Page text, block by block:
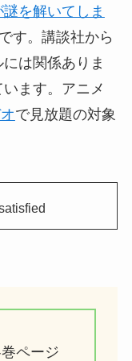
を解いてしま
す。講談社から
は関係ありま
ます。アニメ
で見放題の対象
ページ